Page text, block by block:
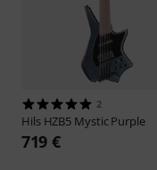
2
Hils HZB5 Mystic Purple
719 €